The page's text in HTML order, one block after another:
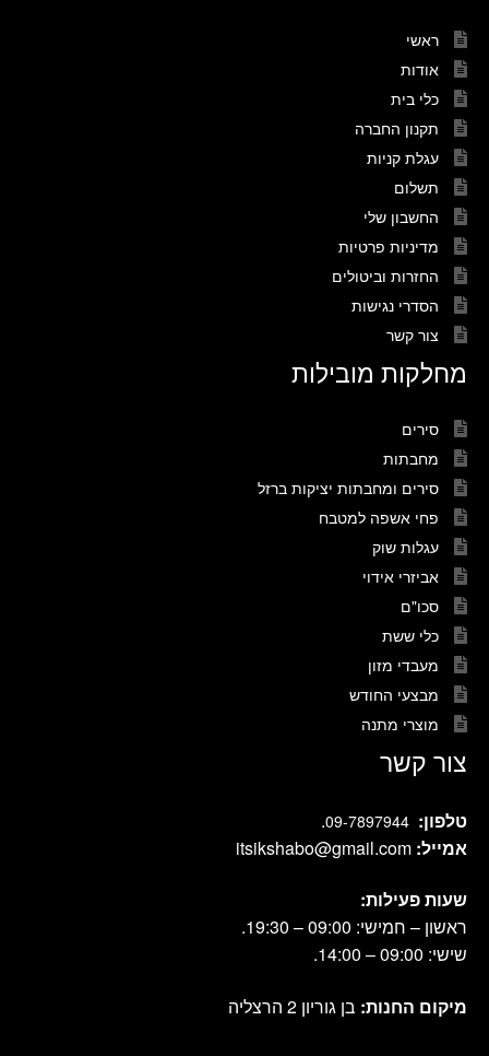
ראשי
אודות
כלי בית
תקנון החברה
עגלת קניות
תשלום
החשבון שלי
מדיניות פרטיות
החזרות וביטולים
הסדרי נגישות
צור קשר
מחלקות מובילות
סירים
מחבתות
סירים ומחבתות יציקות ברזל
פחי אשפה למטבח
עגלות שוק
אביזרי אידוי
סכו"ם
כלי ששת
מעבדי מזון
מבצעי החודש
מוצרי מתנה
צור קשר
טלפון: 09-7897944
.
אמייל: itsikshabo@gmail.com
שעות פעילות:
ראשון – חמישי: 09:00 – 19:30.
שישי: 09:00 – 14:00.
מיקום החנות: בן גוריון 2 הרצליה